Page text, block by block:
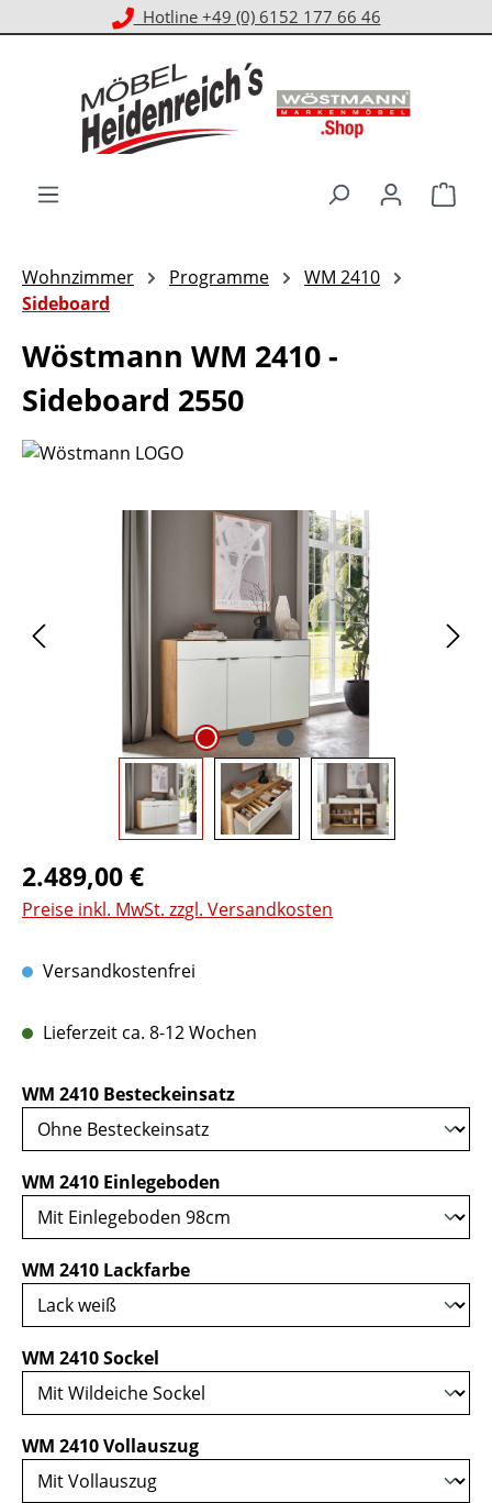
Zum Hauptinhalt springen
Kostenloser Versand ab 1.000 € EKwert**
Wohnzimmer Programme
WM 2410
Sideboard
Wöstmann WM 2410 -
Sideboard 2550
Bildergalerie überspringen
Regulärer Preis:
2.489,00 €
Preise inkl. MwSt. zzgl. Versandkosten
Versandkostenfrei
Lieferzeit ca. 8-12 Wochen
WM 2410 Besteckeinsatzauswählen
WM 2410 Einlegeboden
WM 2410 Lackfarbeauswählen
WM 2410 Sockel
WM 2410 Vollauszugauswählen